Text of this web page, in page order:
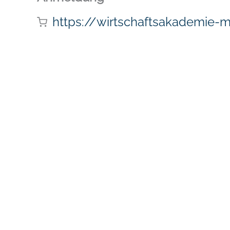
https://wirtschaftsakademie-